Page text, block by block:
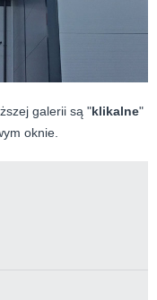
galerii są "klikalne"
oknie.